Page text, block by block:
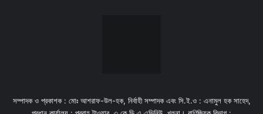
সম্পাদক ও প্রকাশক : মোঃ আশরাফ-উল-হক, নির্বাহী সম্পাদক এবং সি.ই.ও : এনামুল হক সাহেদ,